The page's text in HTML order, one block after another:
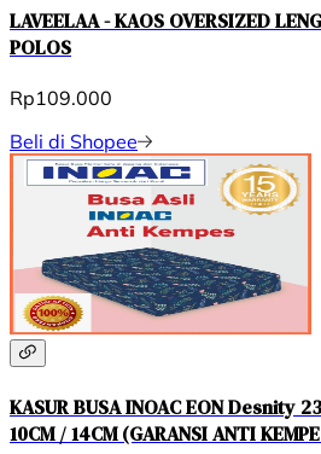
LAVEELAA - KAOS OVERSIZED
POLOS
Rp109.000
Beli di Shopee
KASUR BUSA INOAC EON Desnity
10CM / 14CM (GARANSI ANTI